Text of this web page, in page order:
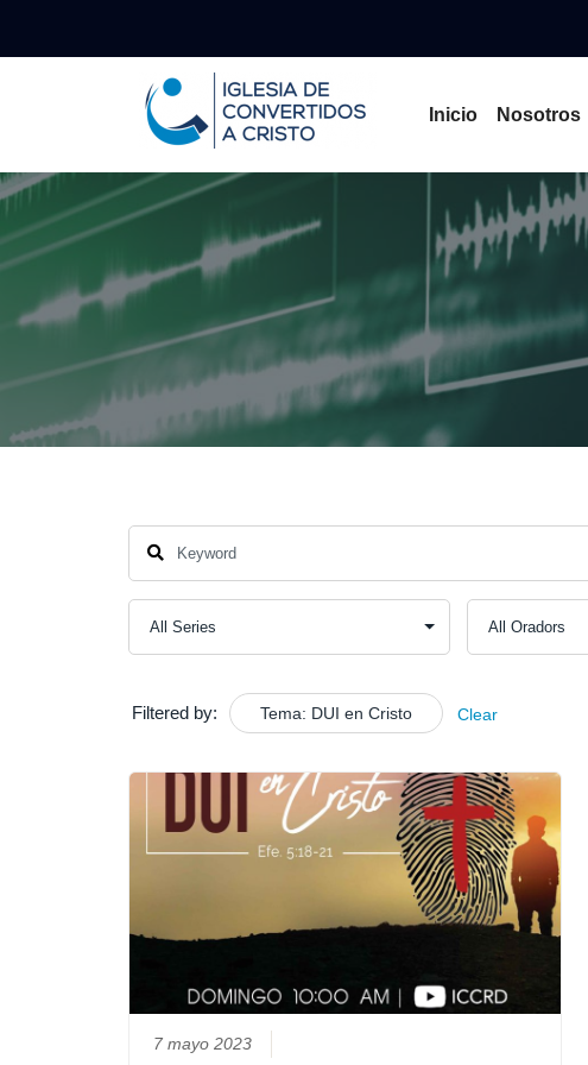
Inicio Nosotros
Filtered by: Tema: DUI en Cristo Clear
7 mayo 2023